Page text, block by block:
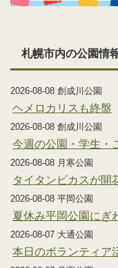
札幌市内の公園情
2026-08-08 創成川公園
ヘメロカリスも終盤
2026-08-08 創成川公園
今週の公園・学生・
2026-08-08 月寒公園
タイタンビカスが開
2026-08-08 平岡公園
夏休み平岡公園にぎ
2026-08-07 大通公園
本日のボランティア